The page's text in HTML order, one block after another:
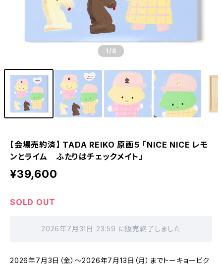
1 /8
【会場売約済】 TADA REIKO 原画５ 「NICE NICE レモ
ンとライム ふたりはチェックメイト」
¥39,600
SOLD OUT
2026年7月31日 23:59 に販売終了しました
2026年7月3日（金）～2026年7月13日（月）までトーキョーピク